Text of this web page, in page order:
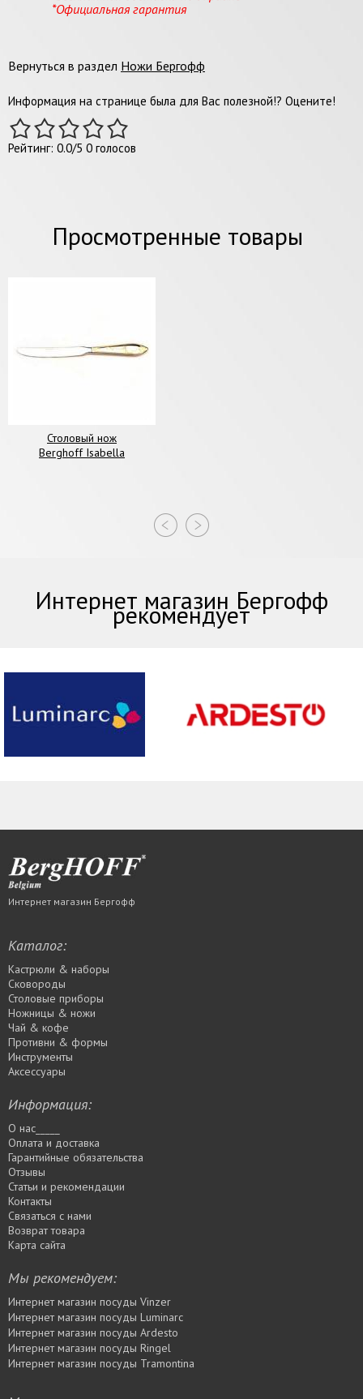
*Официальная гарантия
Вернуться в раздел Ножи Бергофф
Информация на странице была для Вас полезной!? Оцените!
Рейтинг: 0.0/5 0 голосов
Просмотренные товары
Столовый нож
Berghoff Isabella
Интернет магазин Бергофф
рекомендует
Интернет магазин Бергофф
Каталог:
Кастрюли & наборы
Сковороды
Столовые приборы
Ножницы & ножи
Чай & кофе
Противни & формы
Инструменты
Аксессуары
Информация:
О нас_____
Оплата и доставка
Гарантийные обязательства
Отзывы
Статьи и рекомендации
Контакты
Связаться с нами
Возврат товара
Карта сайта
Мы рекомендуем:
Интернет магазин посуды Vinzer
Интернет магазин посуды Luminarc
Интернет магазин посуды Ardesto
Интернет магазин посуды Rіngel
Интернет магазин посуды Tramontina